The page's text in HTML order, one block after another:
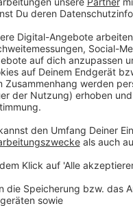
gesehen. Aber da wurde
ins Krankenhaus fahren.
Ja, hier habe ich ein
der Fußball-
David Raum und
In den USA
im Hotel The
University, wo die
einzusperren»,